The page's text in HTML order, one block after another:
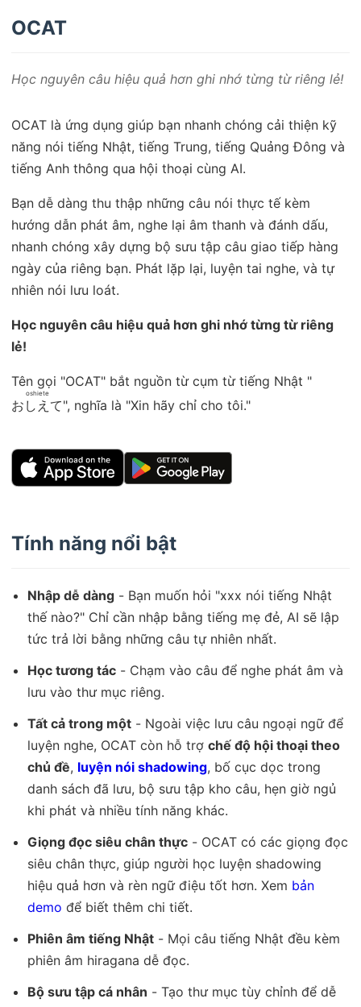
OCAT
Học nguyên câu hiệu quả hơn ghi nhớ từng từ riêng lẻ!
OCAT là ứng dụng giúp bạn nhanh chóng cải thiện kỹ
năng nói tiếng Nhật, tiếng Trung, tiếng Quảng Đông và
tiếng Anh thông qua hội thoại cùng AI.
Bạn dễ dàng thu thập những câu nói thực tế kèm
hướng dẫn phát âm, nghe lại âm thanh và đánh dấu,
nhanh chóng xây dựng bộ sưu tập câu giao tiếp hàng
ngày của riêng bạn. Phát lặp lại, luyện tai nghe, và tự
nhiên nói lưu loát.
Học nguyên câu hiệu quả hơn ghi nhớ từng từ riêng
lẻ!
Tên gọi "OCAT" bắt nguồn từ cụm từ tiếng Nhật "
おしえて
oshiete
", nghĩa là "Xin hãy chỉ cho tôi."
Tính năng nổi bật
Nhập dễ dàng - Bạn muốn hỏi "xxx nói tiếng Nhật
thế nào?" Chỉ cần nhập bằng tiếng mẹ đẻ, AI sẽ lập
tức trả lời bằng những câu tự nhiên nhất.
Học tương tác - Chạm vào câu để nghe phát âm và
lưu vào thư mục riêng.
Tất cả trong một - Ngoài việc lưu câu ngoại ngữ để
luyện nghe, OCAT còn hỗ trợ chế độ hội thoại theo
chủ đề, luyện nói shadowing, bố cục dọc trong
danh sách đã lưu, bộ sưu tập kho câu, hẹn giờ ngủ
khi phát và nhiều tính năng khác.
Giọng đọc siêu chân thực - OCAT có các giọng đọc
siêu chân thực, giúp người học luyện shadowing
hiệu quả hơn và rèn ngữ điệu tốt hơn. Xem bản
demo để biết thêm chi tiết.
Phiên âm tiếng Nhật - Mọi câu tiếng Nhật đều kèm
phiên âm hiragana dễ đọc.
Bộ sưu tập cá nhân - Tạo thư mục tùy chỉnh để dễ